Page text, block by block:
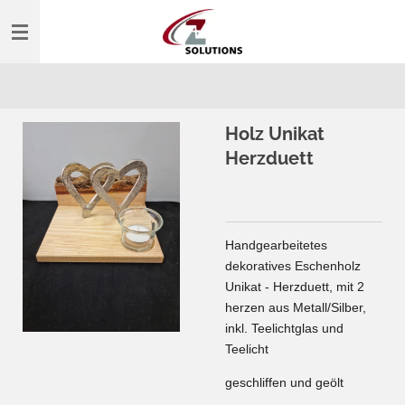
Hauptinhalt
Holz Unikat
Herzduett
Handgearbeitetes
dekoratives Eschenholz
Unikat - Herzduett, mit 2
herzen aus Metall/Silber,
inkl. Teelichtglas und
Teelicht
geschliffen und geölt